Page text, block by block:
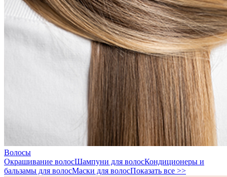
Волосы
Окрашивание волосШампуни для волосКондиционеры и
бальзамы для волосМаски для волосПоказать все >>